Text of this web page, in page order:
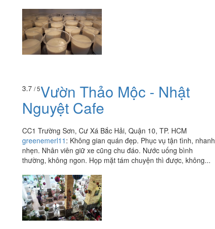
3.7 / 5Vườn Thảo Mộc - Nhật
Nguyệt Cafe
CC1 Trường Sơn, Cư Xá Bắc Hải, Quận 10, TP. HCM
greenemerl11 : Không gian quán đẹp. Phục vụ tận tình, nhanh
nhẹn. Nhân viên giữ xe cũng chu đáo. Nước uống bình
thường, không ngon. Họp mặt tám chuyện thì được, không...